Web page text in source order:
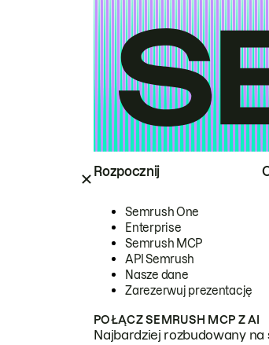
Rozpocznij
Semrush One
Enterprise
Semrush MCP
API Semrush
Nasze dane
Zarezerwuj prezentację
POŁĄCZ SEMRUSH MCP Z AI
Najbardziej rozbudowany